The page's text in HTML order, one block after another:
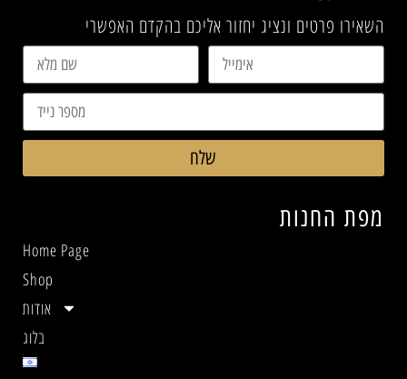
מפת החנות
Home Page
Shop
אודות
בלוג
השאירו פרטים ונציג יחזור אליכם בהקדם האפשרי
שלח